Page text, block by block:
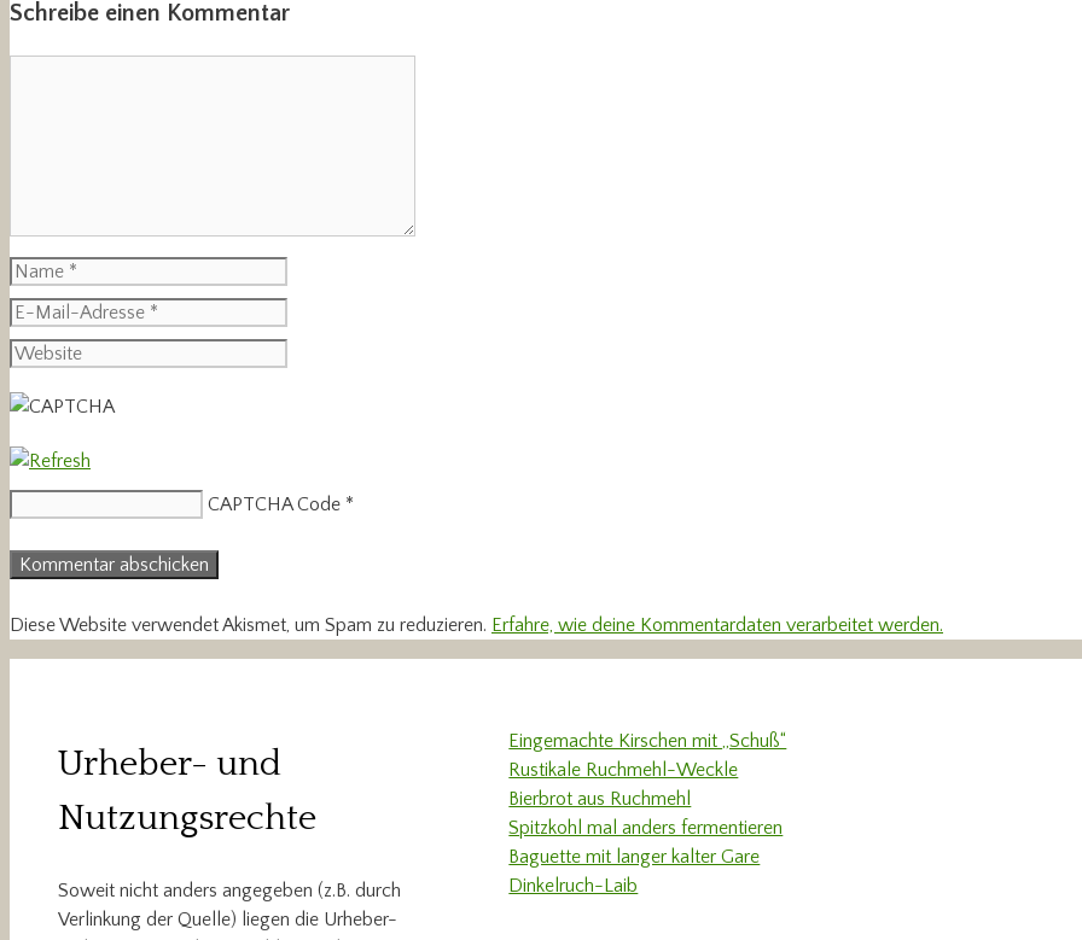
Schreibe einen Kommentar
Name
E-
Mail-
Adresse
Website
CAPTCHA Code *
Diese Website verwendet Akismet, um Spam zu reduzieren. Erfahre, wie deine Kommentardaten verarbeitet werden.
Urheber- und
Nutzungsrechte
Soweit nicht anders angegeben (z.B. durch
Verlinkung der Quelle) liegen die Urheber-
Eingemachte Kirschen mit „Schuß“
Rustikale Ruchmehl-Weckle
Bierbrot aus Ruchmehl
Spitzkohl mal anders fermentieren
Baguette mit langer kalter Gare
Dinkelruch-Laib